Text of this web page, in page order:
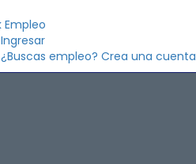
Ingresar
¿Buscas empleo? Crea una cuenta